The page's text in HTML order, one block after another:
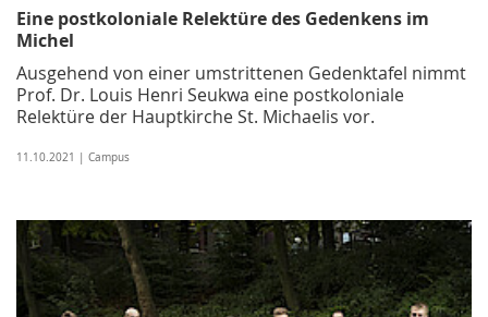
Eine postkoloniale Relektüre des Gedenkens im
Michel
Ausgehend von einer umstrittenen Gedenktafel nimmt
Prof. Dr. Louis Henri Seukwa eine postkoloniale
Relektüre der Hauptkirche St. Michaelis vor.
11.10.2021 | Campus